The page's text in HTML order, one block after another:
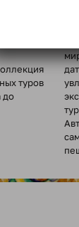
туров
до